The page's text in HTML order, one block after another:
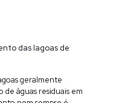
das lagoas de
geralmente
águas residuais em